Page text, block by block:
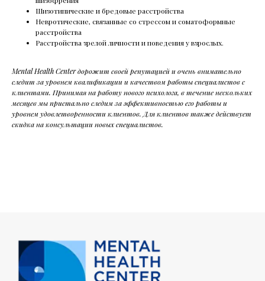
Шизотипические и бредовые расстройства
Невротические, связанные со стрессом и соматоформные
расстройства
Расстройства зрелой личности и поведения у взрослых.
Mental Health Center дорожит своей репутацией и очень внимательно
следит за уровнем квалификации и качеством работы специалистов с
клиентами. Принимая на работу нового психолога, в течение нескольких
месяцев мы пристально следим за эффективностью его работы и
уровнем удовлетворенности клиентов. Для клиентов также действует
скидка на консультации новых специалистов.